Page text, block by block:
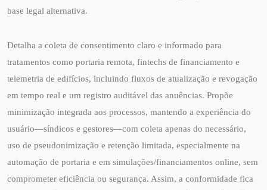
base legal alternativa.
Detalha a coleta de consentimento claro e informado para
tratamentos como portaria remota, fintechs de financiamento e
telemetria de edifícios, incluindo fluxos de atualização e revogação
em tempo real e um registro auditável das anuências. Propõe
minimização integrada aos processos, mantendo a experiência do
usuário—síndicos e gestores—com coleta apenas do necessário,
uso de pseudonimização e retenção limitada, especialmente na
automação de portaria e em simulações/financiamentos online, sem
comprometer eficiência ou segurança. Assim, a conformidade fica